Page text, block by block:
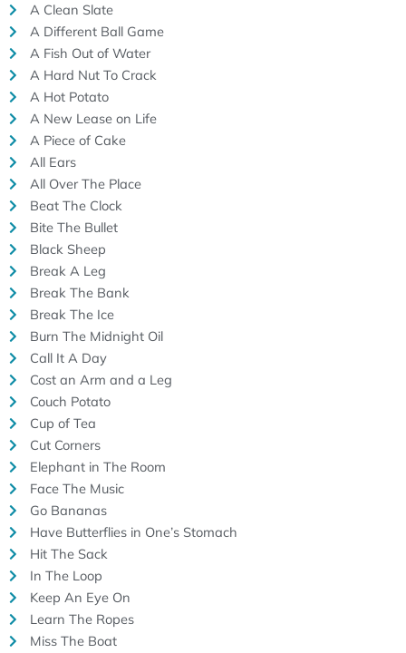
A Clean Slate
A Different Ball Game
A Fish Out of Water
A Hard Nut To Crack
A Hot Potato
A New Lease on Life
A Piece of Cake
All Ears
All Over The Place
Beat The Clock
Bite The Bullet
Black Sheep
Break A Leg
Break The Bank
Break The Ice
Burn The Midnight Oil
Call It A Day
Cost an Arm and a Leg
Couch Potato
Cup of Tea
Cut Corners
Elephant in The Room
Face The Music
Go Bananas
Have Butterflies in One’s Stomach
Hit The Sack
In The Loop
Keep An Eye On
Learn The Ropes
Miss The Boat